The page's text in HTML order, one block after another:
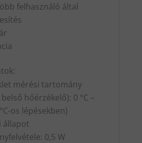
felhasználó által
mérési tartomány
hőérzékelő): 0 °C –
os lépésekben)
állapot
0,5 W